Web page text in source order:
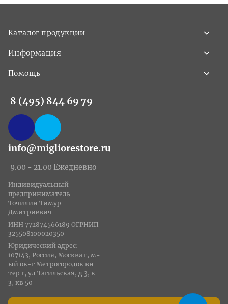
Каталог продукции
Информация
Помощь
8 (495) 844 69 79
info@migliorestore.ru
9.00 - 21.00 Ежедневно
Индивидуальный
предприниматель
Точилин Тимур
Дмитриевич
ИНН 772874566189 ОГРНИП
325508100020350
Юридический адрес:
107143, Россия, Москва г, м-
ый ок-г Метрогородок вн
тер г, ул Тагильская, д 3, к
3, кв 50